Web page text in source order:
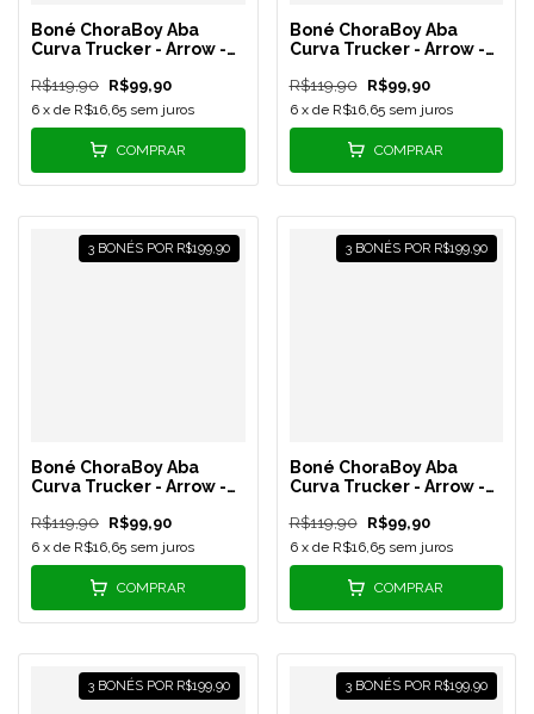
Boné ChoraBoy Aba
Curva Trucker - Arrow -
R$119,90 R$99,90
6 x de R$16,65 sem juros
COMPRAR
Boné ChoraBoy Aba
Curva Trucker - Arrow -
REF 41
R$119,90 R$99,90
6 x de R$16,65 sem juros
COMPRAR
3 BONÉS POR R$199,90
Boné ChoraBoy Aba
Curva Trucker - Arrow -
R$119,90 R$99,90
6 x de R$16,65 sem juros
COMPRAR
3 BONÉS POR R$199,90
Boné ChoraBoy Aba
Curva Trucker - Arrow -
R$119,90 R$99,90
6 x de R$16,65 sem juros
COMPRAR
3 BONÉS POR R$199,90 3 BONÉS POR R$199,90